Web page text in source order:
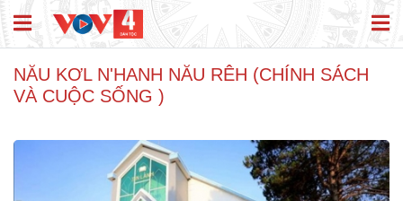
NĂU KƠL N'HANH NĂU RÊH (CHÍNH SÁCH
VÀ CUỘC SỐNG )